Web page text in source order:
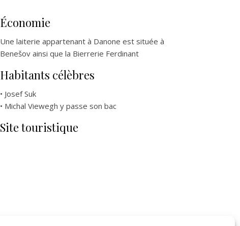
Économie
Une laiterie appartenant à Danone est située à
Benešov ainsi que la Bierrerie Ferdinant
Habitants célèbres
• Josef Suk
• Michal Viewegh y passe son bac
Site touristique